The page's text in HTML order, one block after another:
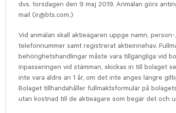
dvs. torsdagen den 9 maj 2019. Anmälan görs
mail (ir@bts.com.)
Vid anmälan skall aktieägaren uppge namn,
telefonnummer samt registrerat aktieinnehav.
behörighetshandlingar måste vara tillgängliga vid
inpasseringen vid stämman, skickas in till bolaget
inte vara äldre än 1 år, om det inte anges längre
Bolaget tillhandahåller fullmaktsformulär på
utan kostnad till de aktieägare som begär det och